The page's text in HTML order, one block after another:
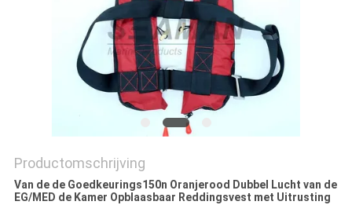
Productomschrijving
Van de de Goedkeurings150n Oranjerood Dubbel Lucht van de
EG/MED de Kamer Opblaasbaar Reddingsvest met Uitrusting